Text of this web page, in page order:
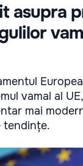
asupra
vamal al
mai
tendințe.